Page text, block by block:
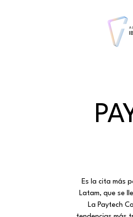
​Es la cita más
Latam, que se
​La Paytech